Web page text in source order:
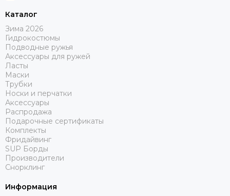
Каталог
Зима 2026
Гидрокостюмы
Подводные ружья
Аксессуары для ружей
Ласты
Маски
Трубки
Носки и перчатки
Аксессуары
Распродажа
Подарочные сертификаты
Комплекты
Фридайвинг
SUP Борды
Производители
Снорклинг
Информация